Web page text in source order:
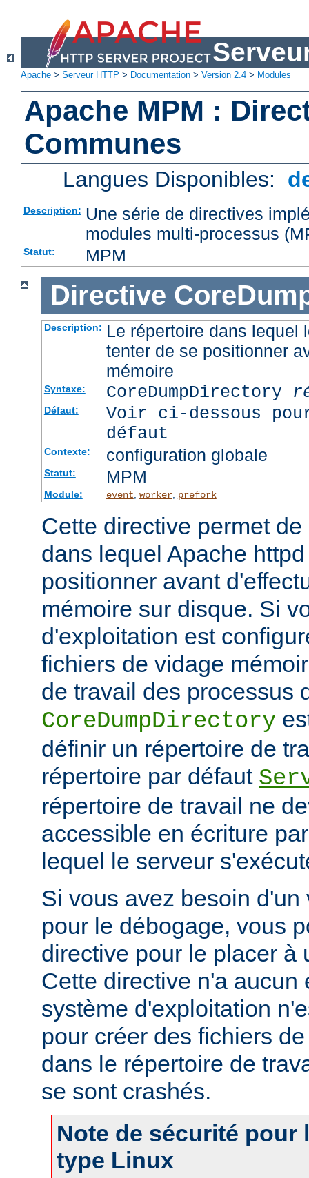
Apache > Serveur HTTP > Documentation > Version 2.4 > Modules
Apache MPM :
Communes
Langues Disponibles:
Description: Une série de directives
modules multi-processus
Statut: MPM
Directive
Description: Le répertoire dans lequel
tenter de se positionner
mémoire
Syntaxe: CoreDumpDirectory
Défaut:
Voir ci-dessous
défaut
Contexte: configuration globale
Statut: MPM
Module: event worker, prefork
Cette directive permet
dans lequel Apache
positionner avant
mémoire sur disque. Si
d'exploitation est
fichiers de vidage
de travail des processus
CoreDumpDirectory
définir un répertoire de
répertoire par défaut
répertoire de travail ne
accessible en écriture
lequel le serveur
Si vous avez besoin
pour le débogage, vous
directive pour le placer à
Cette directive n'a aucun
système d'exploitation
pour créer des fichiers
dans le répertoire de
se sont crashés.
Note de sécurité pour
type Linux